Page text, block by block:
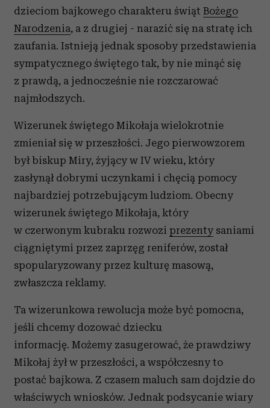
dzieciom bajkowego charakteru świąt Bożego
Narodzenia, a z drugiej - narazić się na stratę ich
zaufania. Istnieją jednak sposoby przedstawienia
sympatycznego świętego tak, by nie minąć się
z prawdą, a jednocześnie nie rozczarować
najmłodszych.
Wizerunek świętego Mikołaja wielokrotnie
zmieniał się w przeszłości. Jego pierwowzorem
był biskup Miry, żyjący w IV wieku, który
zasłynął dobrymi uczynkami i chęcią pomocy
najbardziej potrzebującym ludziom. Obecny
wizerunek świętego Mikołaja, który
w czerwonym kubraku rozwozi prezenty saniami
ciągniętymi przez zaprzęg reniferów, został
spopularyzowany przez kulturę masową,
zwłaszcza reklamy.
Ta wizerunkowa rewolucja może być pomocna,
jeśli chcemy dozować dziecku
informację. Możemy zasugerować, że prawdziwy
Mikołaj żył w przeszłości, a współczesny to
postać bajkowa. Z czasem maluch sam dojdzie do
właściwych wniosków. Jednak podsycanie wiary